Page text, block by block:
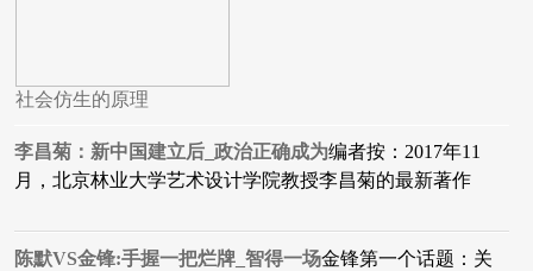
社会仿生的原理
李昌菊：新中国建立后_政治正确成为编者按：2017年11
月，北京林业大学艺术设计学院教授李昌菊的最新著作
陈默VS金锋:手握一把烂牌_智得一场金锋第一个话题：关